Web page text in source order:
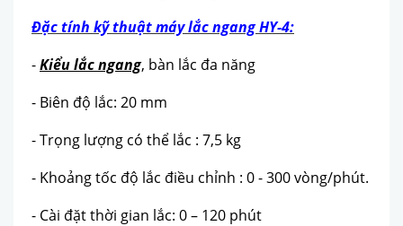
Đặc tính kỹ thuật máy lắc ngang HY-4:
-Kiểu lắc ngang, bàn lắc đa năng
- Biên độ lắc: 20 mm
- Trọng lượng có thể lắc : 7,5 kg
- Khoảng tốc độ lắc điều chỉnh : 0 - 300 vòng/phút.
- Cài đặt thời gian lắc: 0 – 120 phút